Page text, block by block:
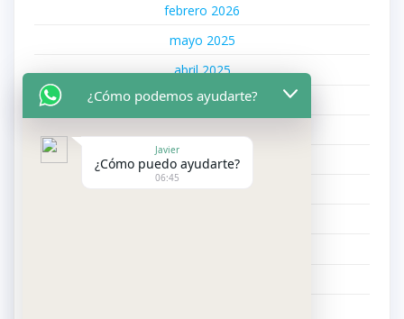
febrero 2026
mayo 2025
abril 2025
enero 2025
octubre 2024
septiembre 2024
¿Cómo podemos ayudarte?
Javier
¿Cómo puedo ayudarte?
06:45